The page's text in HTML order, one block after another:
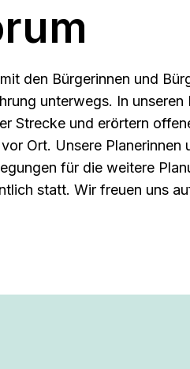
den Bürgerinnen und
unterwegs. In unseren
Strecke und erörtern
Ort. Unsere Planerinnen
für die weitere
statt. Wir freuen uns